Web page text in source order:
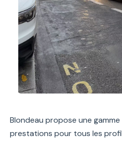
Blondeau propose une
prestations pour tous les